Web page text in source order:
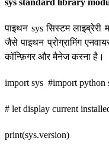
sys standard library
पाइथन sys सिस्टम
जैसे पाइथन प्रोग्रामिंग
कॉन्फ़िगर और मैनेज करना है।
import sys #import python
# let display current
print(sys.version)